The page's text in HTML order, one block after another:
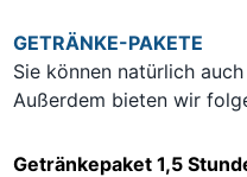
GETRÄNKE-PAKETE
Sie können natürlich
Außerdem bieten wir
Getränkepaket 1,5